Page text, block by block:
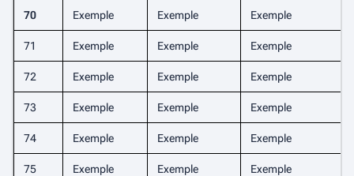
70 Exemple Exemple Exemple
71 Exemple Exemple Exemple
72 Exemple Exemple Exemple
73 Exemple Exemple Exemple
74 Exemple Exemple Exemple
75 Exemple Exemple Exemple